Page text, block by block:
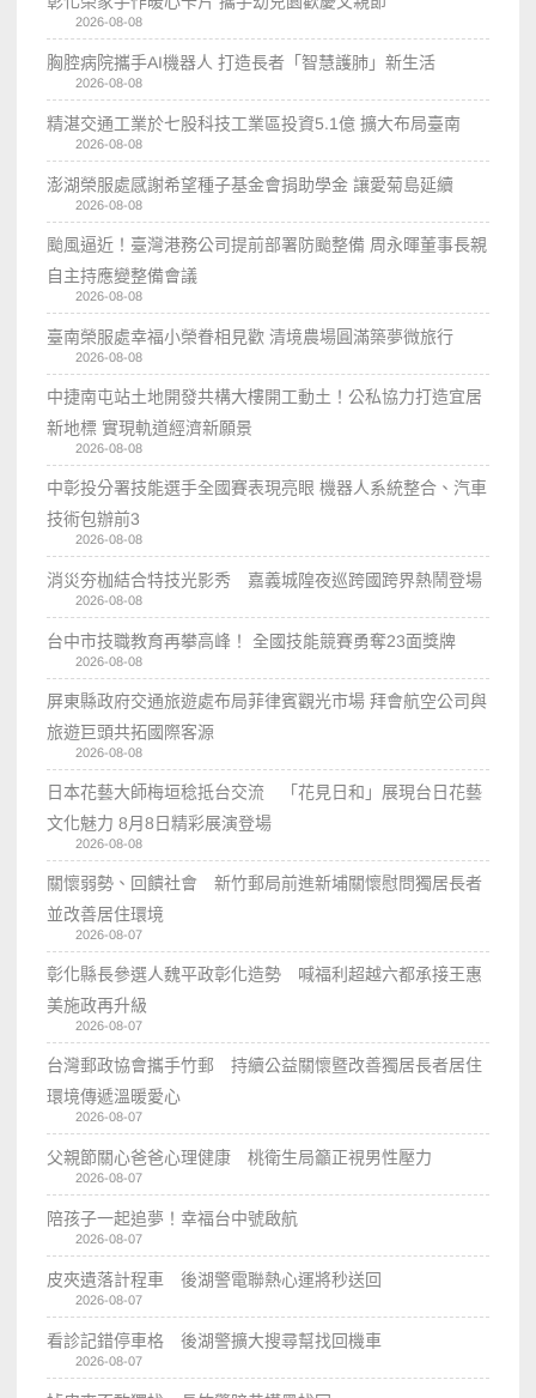
2026-08-08
胸腔病院攜手AI機器人 打造長者「智慧護肺」新生活
2026-08-08
精湛交通工業於七股科技工業區投資5.1億 擴大布局臺南
2026-08-08
澎湖榮服處感謝希望種子基金會捐助學金 讓愛菊島延續
2026-08-08
颱風逼近！臺灣港務公司提前部署防颱整備 周永暉董事長親
自主持應變整備會議
2026-08-08
臺南榮服處幸福小榮眷相見歡 清境農場圓滿築夢微旅行
2026-08-08
中捷南屯站土地開發共構大樓開工動土！公私協力打造宜居
新地標 實現軌道經濟新願景
2026-08-08
中彰投分署技能選手全國賽表現亮眼 機器人系統整合、汽車
技術包辦前3
2026-08-08
消災夯枷結合特技光影秀 嘉義城隍夜巡跨國跨界熱鬧登場
2026-08-08
台中市技職教育再攀高峰！ 全國技能競賽勇奪23面獎牌
2026-08-08
屏東縣政府交通旅遊處布局菲律賓觀光市場 拜會航空公司與
旅遊巨頭共拓國際客源
2026-08-08
日本花藝大師梅垣稔抵台交流 「花見日和」展現台日花藝
文化魅力 8月8日精彩展演登場
2026-08-08
關懷弱勢、回饋社會 新竹郵局前進新埔關懷慰問獨居長者
並改善居住環境
2026-08-07
彰化縣長參選人魏平政彰化造勢 喊福利超越六都承接王惠
美施政再升級
2026-08-07
台灣郵政協會攜手竹郵 持續公益關懷暨改善獨居長者居住
環境傳遞溫暖愛心
2026-08-07
父親節關心爸爸心理健康 桃衛生局籲正視男性壓力
2026-08-07
陪孩子一起追夢！幸福台中號啟航
2026-08-07
皮夾遺落計程車 後湖警電聯熱心運將秒送回
2026-08-07
看診記錯停車格 後湖警擴大搜尋幫找回機車
2026-08-07